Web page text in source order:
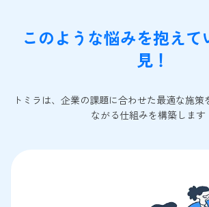
このような悩みを抱え
見！
トミラは、企業の課題に合わせた最適な施策
ながる仕組みを構築します